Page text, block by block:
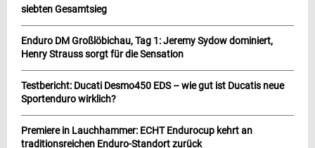
siebten Gesamtsieg
Enduro DM Großlöbichau, Tag 1: Jeremy Sydow dominiert,
Henry Strauss sorgt für die Sensation
Testbericht: Ducati Desmo450 EDS – wie gut ist Ducatis neue
Sportenduro wirklich?
Premiere in Lauchhammer: ECHT Endurocup kehrt an
traditionsreichen Enduro-Standort zurück